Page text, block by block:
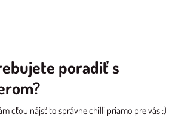
poradiť s
cťou nájsť to správne chilli priamo pre vás :)